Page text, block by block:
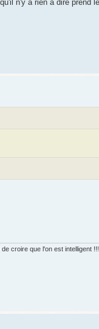
n'y a rien à dire prend
croire que l'on est intelligent